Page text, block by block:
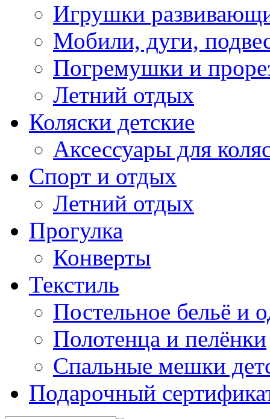
Игрушки
Мобили, дуги,
Погремушки и
Летний отдых
Коляски детские
Аксессуары для
Спорт и отдых
Летний отдых
Прогулка
Конверты
Текстиль
Постельное бельё и
Полотенца и пелёнки
Спальные мешки
Подарочный